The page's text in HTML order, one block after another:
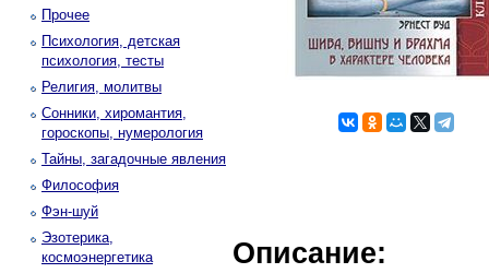
Прочее
Психология, детская
психология, тесты
Религия, молитвы
Сонники, хиромантия,
гороскопы, нумерология
Тайны, загадочные явления
Философия
Фэн-шуй
Эзотерика,
космоэнергетика
Описание: